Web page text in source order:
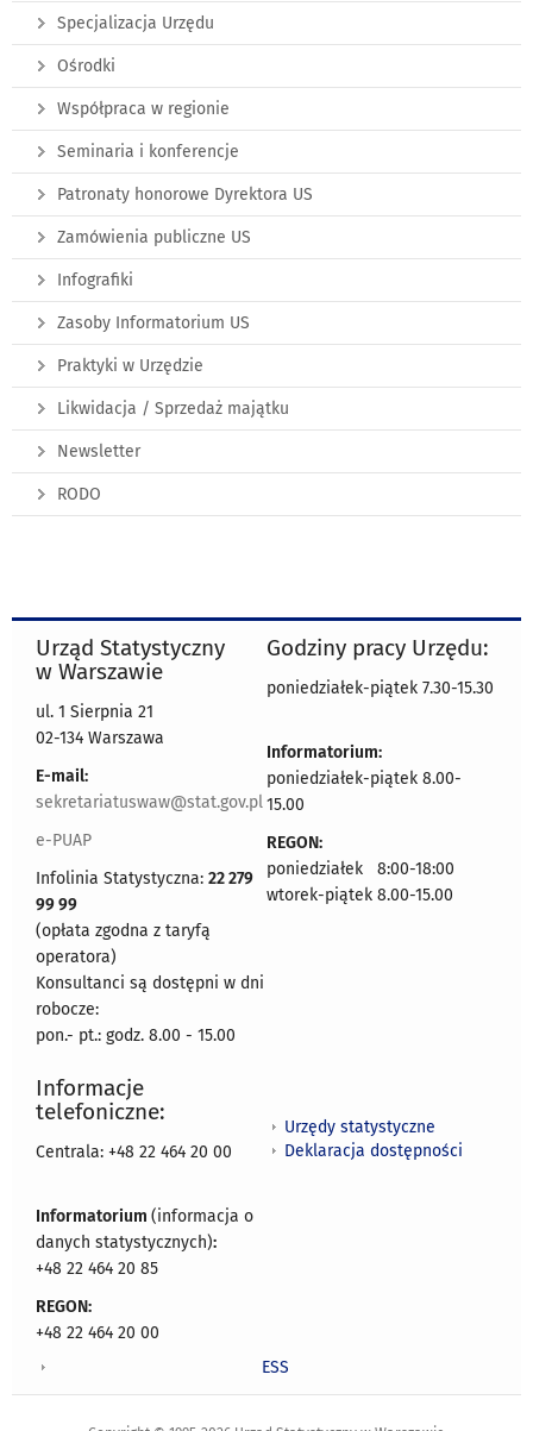
Specjalizacja Urzędu
Ośrodki
Współpraca w regionie
Seminaria i konferencje
Patronaty honorowe Dyrektora US
Zamówienia publiczne US
Infografiki
Zasoby Informatorium US
Praktyki w Urzędzie
Likwidacja / Sprzedaż majątku
Newsletter
RODO
Urząd Statystyczny
w Warszawie
ul. 1 Sierpnia 21
02-134 Warszawa
E-mail:
sekretariatuswaw@stat.gov.pl
e-PUAP
Infolinia Statystyczna: 22 279
99 99
(opłata zgodna z taryfą
operatora)
Konsultanci są dostępni w dni
robocze:
pon.- pt.: godz. 8.00 - 15.00
Godziny pracy Urzędu:
poniedziałek-piątek 7.30-15.30
Informatorium:
poniedziałek-piątek 8.00-
15.00
REGON:
poniedziałek 8:00-18:00
wtorek-piątek 8.00-15.00
Informacje
telefoniczne:
Centrala: +48 22 464 20 00
Informatorium (informacja o
danych statystycznych):
+48 22 464 20 85
REGON:
+48 22 464 20 00
Urzędy statystyczne
Deklaracja dostępności
ESS